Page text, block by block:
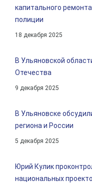
капитального
полиции
18 декабря 2025
В Ульяновской
Отечества
9 декабря 2025
В Ульяновске
региона и России
5 декабря 2025
Юрий Кулик
национальных